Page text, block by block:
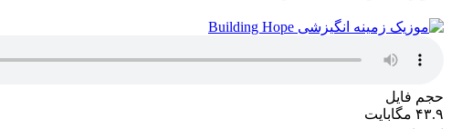
حجم فایل
۴۳.۹ مگابایت